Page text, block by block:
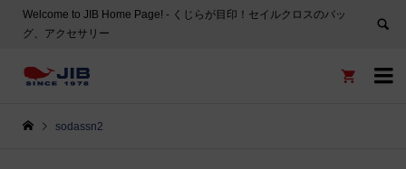
Welcome to JIB Home Page! ‐ くじらが目印！セイルクロスのバッ
グ、アクセサリー


sodassn2